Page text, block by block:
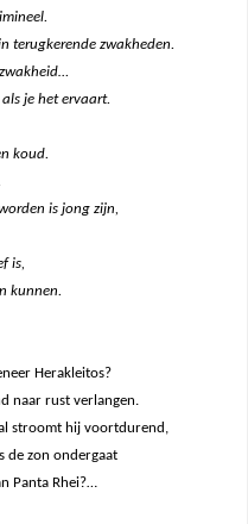
terugkerende zwakheden.
als je het ervaart.
koud.
is jong zijn,
is,
kunnen.
Herakleitos?
naar rust verlangen.
stroomt hij voortdurend,
de zon ondergaat
Panta Rhei?…